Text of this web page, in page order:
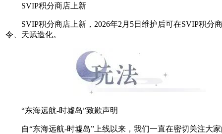
SVIP积分商店上新
SVIP积分商店上新，2026年2月5日维护后可在SVIP积分
令、天赋造化。
“东海远航-时墟岛”致歉声明
自“东海远航-时墟岛”上线以来，我们一直在密切关注大家